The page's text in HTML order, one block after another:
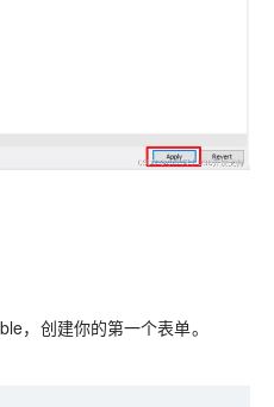
，创建你的第一个表单。